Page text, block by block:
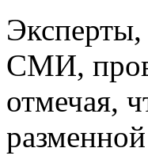
СМИ,
отмечая,